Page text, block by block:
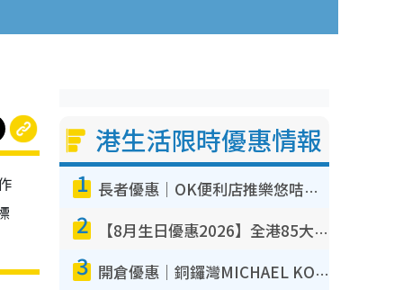
港生活限時優惠情報
1 長者優惠｜OK便利店推樂悠咭優惠！買麵包/牛奶/保健品拍卡即減
2 【8月生日優惠2026】全港85大食買玩著數攻略 自助餐/火鍋放題同行免費＋誠品/DONKI送現金券
3 開倉優惠｜銅鑼灣MICHAEL KORS開倉低至17折！直擊$500起買手袋/銀包/鞋款 必買經典Jet Set系列